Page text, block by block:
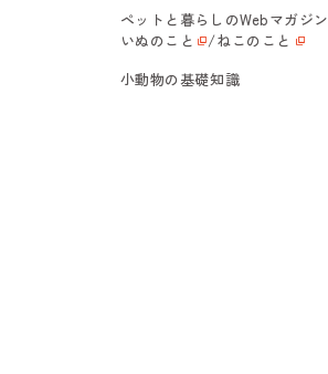
ペットと暮らしのWebマガジン
いぬのこと
/ねこのこと
小動物の基礎知識